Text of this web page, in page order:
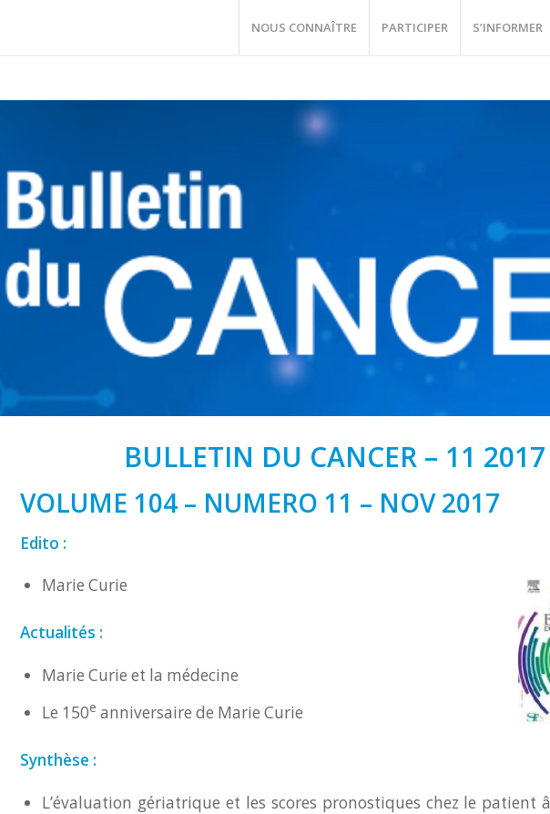
NOUS CONNAÎTRE PARTICIPER S’INFORMER
BULLETIN DU CANCER – 11 2017
VOLUME 104 – NUMERO 11 – NOV 2017
Edito :
Marie Curie
Actualités :
Marie Curie et la médecine
Le 150e anniversaire de Marie Curie
Synthèse :
L’évaluation gériatrique et les scores pronostiques chez le patient